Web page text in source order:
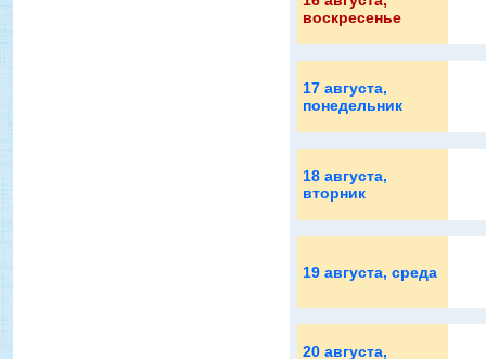
воскресенье
17 августа,
понедельник
18 августа,
вторник
19 августа, среда
20 августа,